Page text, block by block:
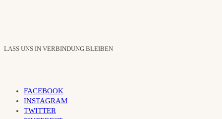
LASS UNS IN VERBINDUNG BLEIBEN
FACEBOOK
INSTAGRAM
TWITTER